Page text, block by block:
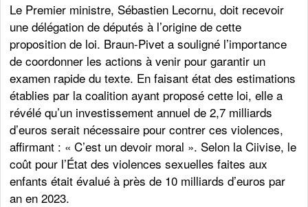
Le Premier ministre, Sébastien Lecornu, doit recevoir
une délégation de députés à l’origine de cette
proposition de loi. Braun-Pivet a souligné l’importance
de coordonner les actions à venir pour garantir un
examen rapide du texte. En faisant état des estimations
établies par la coalition ayant proposé cette loi, elle a
révélé qu’un investissement annuel de 2,7 milliards
d’euros serait nécessaire pour contrer ces violences,
affirmant : « C’est un devoir moral ». Selon la Ciivise, le
coût pour l’État des violences sexuelles faites aux
enfants était évalué à près de 10 milliards d’euros par
an en 2023.